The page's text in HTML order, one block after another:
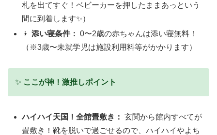
札を出てすぐ！ベビーカーを押したままあっという
間に到着します✨）
👦添い寝条件： 0〜2歳の赤ちゃんは添い寝無料！
（※3歳〜未就学児は施設利用料等がかかります）
✨ ここが神！激推しポイント
ハイハイ天国！全館畳敷き： 玄関から館内すべてが
畳敷き！靴を脱いで過ごせるので、ハイハイやよち